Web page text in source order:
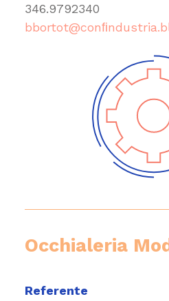
346.9792340
Occhialeria
Referente